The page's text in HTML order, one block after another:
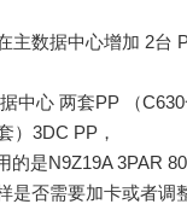
主数据中心增加 2台
中心 两套PP （
）3DC PP，
的是N9Z19A 3PAR
是否需要加卡或者调